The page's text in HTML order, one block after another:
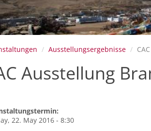
Ausstellungsergebnisse
Ausstellung
22. May 2016 - 8:30